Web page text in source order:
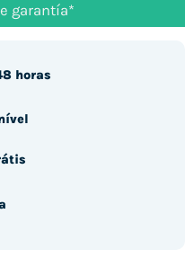
garantía*
horas